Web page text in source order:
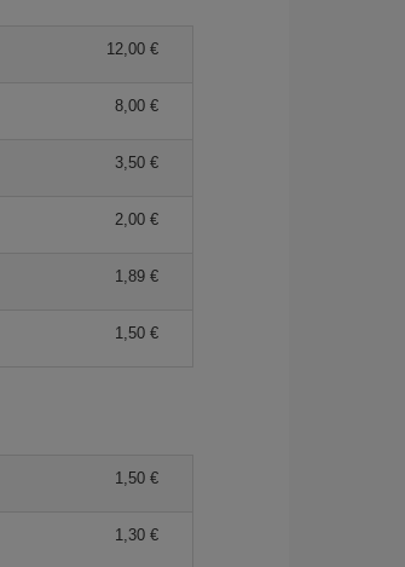
12,00 €
8,00 €
3,50 €
2,00 €
1,89 €
1,50 €
1,50 €
1,30 €